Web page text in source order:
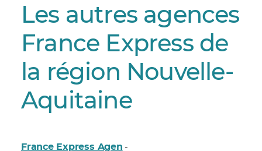
Les autres agences
France Express de
la région Nouvelle-
Aquitaine
France Express Agen -